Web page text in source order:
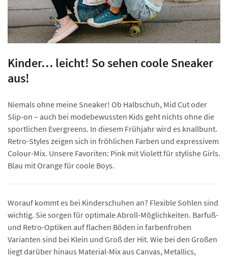
Kinder… leicht! So sehen coole Sneaker
aus!
Niemals ohne meine Sneaker! Ob Halbschuh, Mid Cut oder
Slip-on – auch bei modebewussten Kids geht nichts ohne die
sportlichen Evergreens. In diesem Frühjahr wird es knallbunt.
Retro-Styles zeigen sich in fröhlichen Farben und expressivem
Colour-Mix. Unsere Favoriten: Pink mit Violett für stylishe Girls.
Blau mit Orange für coole Boys.
Worauf kommt es bei Kinderschuhen an? Flexible Sohlen sind
wichtig. Sie sorgen für optimale Abroll-Möglichkeiten. Barfuß-
und Retro-Optiken auf flachen Böden in farbenfrohen
Varianten sind bei Klein und Groß der Hit. Wie bei den Großen
liegt darüber hinaus Material-Mix aus Canvas, Metallics,